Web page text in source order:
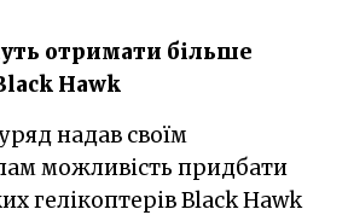
отримати більше
Hawk
можливість придбати
гелікоптерів Black Hawk